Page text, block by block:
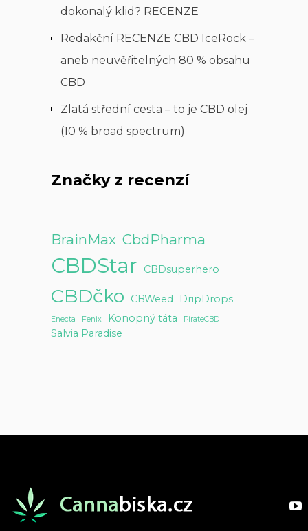
dokonalý klid? RECENZE
Redakční RECENZE CBD IceRock –
aneb neuvěřitelných 80 % obsahu
CBD
Zlatá střední cesta – to je CBD olej
(10 % broad spectrum)
Značky z recenzí
BrainMax CbdPharma
CBDStar CBDsuperhero
CBDčko CBWeed DripDrops
Enecta Fenix Konopný táta PirateCBD
Salvia Paradise